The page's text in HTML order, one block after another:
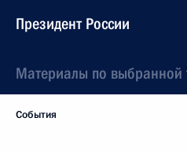
Президент России
Материалы по выбранной
События